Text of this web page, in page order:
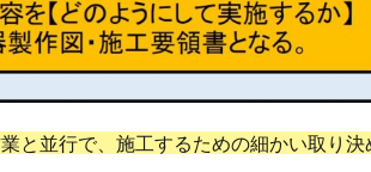
と並行で、施工するための細かい取り決